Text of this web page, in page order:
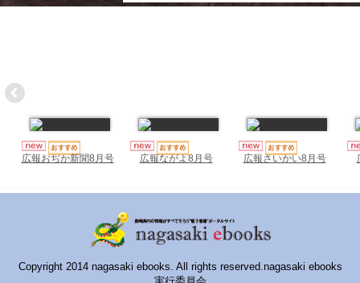
広報おぢか新聞8月号 広報ながよ8月号 広報さいかい8月号
Copyright 2014 nagasaki ebooks. All rights reserved.nagasaki ebooks
みなみしまばらebooks
はさみebooks
ながさき市ebooks
さいかいイーブックス